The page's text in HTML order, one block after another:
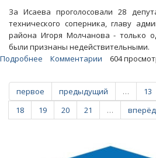
За Исаева проголосовали 28
технического соперника, главу
района Игоря Молчанова - только
были признаны недействительными.
Подробнее
от
кобуры»
Михаил
Исаев
Саратова
Комментарии 604
первое предыдущий … 13
18
19 20 21 … вперёд